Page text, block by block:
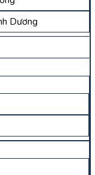
Dương